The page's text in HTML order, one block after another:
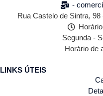
-
Rua Castelo de Sintra,
Segunda -
Horário de
LINKS ÚTEIS